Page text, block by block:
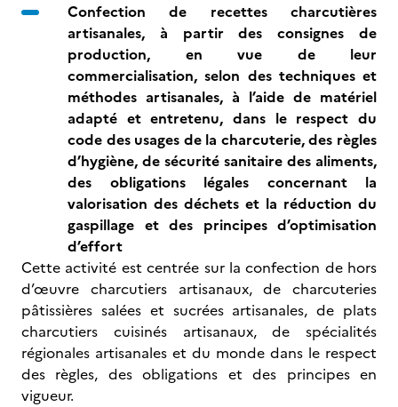
Confection de recettes charcutières
artisanales, à partir des consignes de
production, en vue de leur
commercialisation, selon des techniques et
méthodes artisanales, à l’aide de matériel
adapté et entretenu, dans le respect du
code des usages de la charcuterie, des règles
d’hygiène, de sécurité sanitaire des aliments,
des obligations légales concernant la
valorisation des déchets et la réduction du
gaspillage et des principes d’optimisation
d’effort
Cette activité est centrée sur la confection de hors
d’œuvre charcutiers artisanaux, de charcuteries
pâtissières salées et sucrées artisanales, de plats
charcutiers cuisinés artisanaux, de spécialités
régionales artisanales et du monde dans le respect
des règles, des obligations et des principes en
vigueur.